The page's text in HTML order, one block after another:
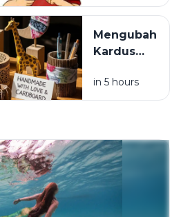
Mengubah
Kardus
Menjadi
Kerajinan
in 5 hours